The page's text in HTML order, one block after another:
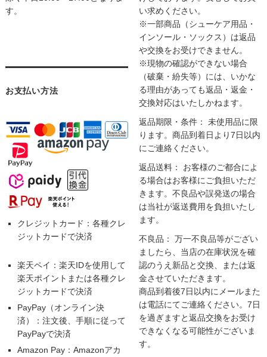
す。
お支払い方法
クレジットカード：各種クレ
ジットカードで決済
楽天ペイ：楽天IDを使用して
楽天ポイントまたは各種クレ
ジットカードで決済
PayPay（オンライン決
済）：注文後、手順に従って
PayPayで決済
Amazon Pay：Amazonアカ
い求めください。
※一部商品（シューケア用品・
インソール・ソックス）は返品
や交換をお受けできません。
※現物の確認ができない場合
（破棄・紛失等）には、いかな
る理由があっても返品・返金・
交換対応はいたしかねます。
返品期限・条件： 未使用品に限
ります。商品到着日より7日以内
にご連絡ください。
返品送料： お客様のご都合によ
る場合はお客様にご負担いただ
きます。不良品や誤発送の場合
は当社が返送費用を負担いたし
ます。
不良品： 万一不良品等がござい
ましたら、当店の在庫状況を確
認のうえ新品と交換、または返
金させていただきます。
商品到着後7日以内にメールまた
は電話にてご連絡ください。7日
を過ぎますと返品交換をお受け
できなくなる可能性がございま
す。